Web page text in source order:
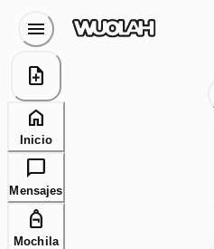
menu
note_add
home
Inicio
chat_bubble
Mensajes
personal_bag
Mochila